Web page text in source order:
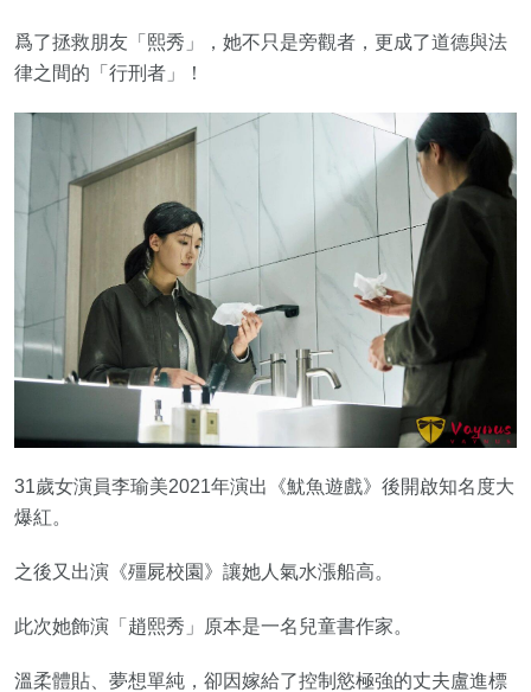
爲了拯救朋友「熙秀」，她不只是旁觀者，更成了道德與法
律之間的「行刑者」！
31歲女演員李瑜美2021年演出《魷魚遊戲》後開啟知名度大
爆紅。
之後又出演《殭屍校園》讓她人氣水漲船高。
此次她飾演「趙熙秀」原本是一名兒童書作家。
溫柔體貼、夢想單純，卻因嫁給了控制慾極強的丈夫盧進標